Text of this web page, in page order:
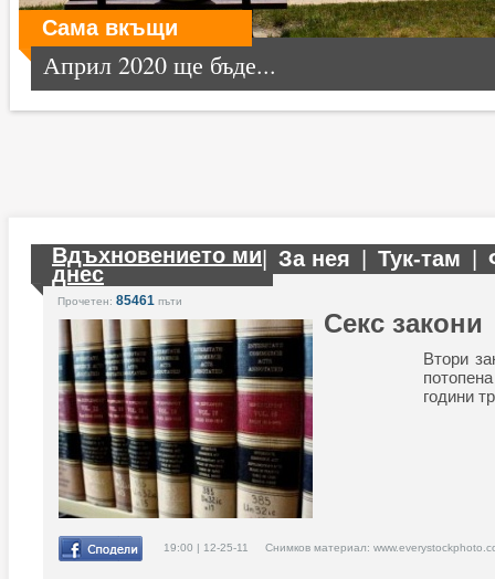
Сама вкъщи
Април 2020 ще бъде...
Вдъхновението ми
днес
За нея Тук-там
Прочетен: 85461 пъти
Секс закони
Втори
години
19:00 | 12-25-11 Снимков материал: